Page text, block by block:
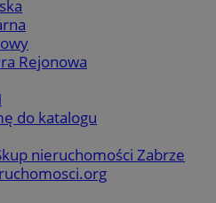
Rejonowa
do katalogu
nieruchomości Zabrze